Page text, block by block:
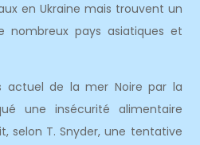
en Ukraine mais trouvent un
nombreux pays asiatiques et
actuel de la mer Noire par la
une insécurité alimentaire
selon T. Snyder, une tentative